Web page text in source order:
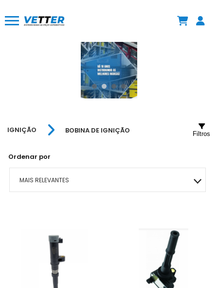
IGNIÇÃO BOBINA DE IGNIÇÃO
Ordenar por
MAIS RELEVANTES
MAIOR PREÇO
Filtros